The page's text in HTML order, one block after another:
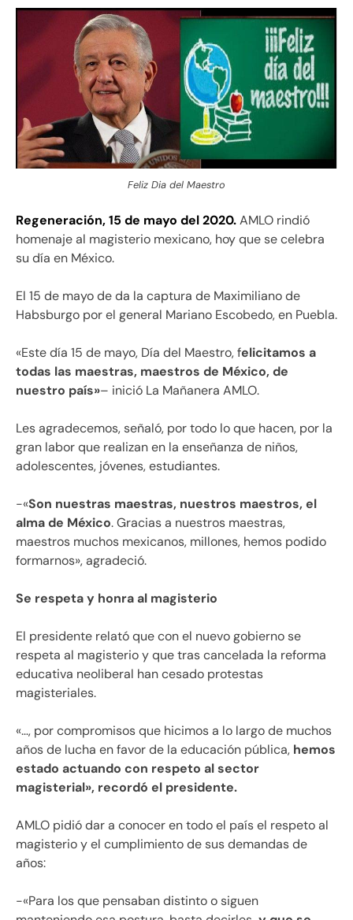
Feliz Dia del Maestro
Regeneración, 15 de mayo del 2020.AMLO rindió
homenaje al magisterio mexicano, hoy que se celebra
su día en México.
El 15 de mayo de da la captura de Maximiliano de
Habsburgo por el general Mariano Escobedo, en Puebla.
«Este día 15 de mayo, Día del Maestro, felicitamos a
todas las maestras, maestros de México, de
nuestro país»– inició La Mañanera AMLO.
Les agradecemos, señaló, por todo lo que hacen, por la
gran labor que realizan en la enseñanza de niños,
adolescentes, jóvenes, estudiantes.
-«Son nuestras maestras, nuestros maestros, el
alma de México. Gracias a nuestros maestras,
maestros muchos mexicanos, millones, hemos podido
formarnos», agradeció.
Se respeta y honra al magisterio
El presidente relató que con el nuevo gobierno se
respeta al magisterio y que tras cancelada la reforma
educativa neoliberal han cesado protestas
magisteriales.
«…, por compromisos que hicimos a lo largo de muchos
años de lucha en favor de la educación pública, hemos
estado actuando con respeto al sector
magisterial», recordó el presidente.
AMLO pidió dar a conocer en todo el país el respeto al
magisterio y el cumplimiento de sus demandas de
años:
-«Para los que pensaban distinto o siguen